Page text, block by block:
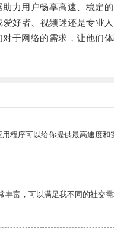
力用户畅享高速、稳定的
者、视频迷还是专业人
于网络的需求，让他们
程序可以给你提供最高速度和
丰富，可以满足我不同的社交需